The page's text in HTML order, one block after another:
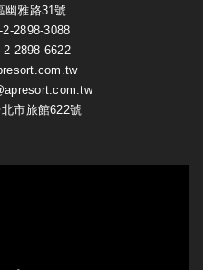
幽雅路31號
2898-3088
2-2898-6622
市旅館622號